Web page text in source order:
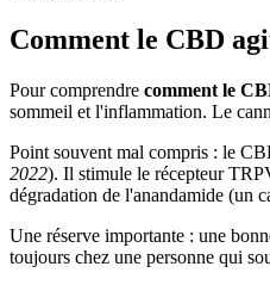
Comment le CBD
Pour comprendre comment le
sommeil et l'inflammation. Le
Point souvent mal compris : le
2022). Il stimule le récepteur
dégradation de l'anandamide (un
Une réserve importante : une
toujours chez une personne qui